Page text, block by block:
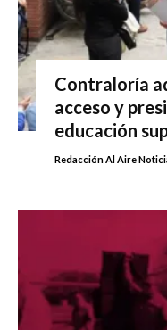
Contraloría
acceso y
educación
Redacción Al Aire